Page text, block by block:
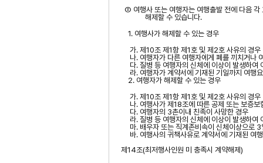
② 여행사 또는 여행자는 여행출발 전에 다음 각
해제할 수 있습니다.
1. 여행사가 해제할 수 있는 경우
가. 제 10조 제 1항 제 1호 및 제 2호 사유의 경우
나. 여행자가 다른 여행자에게 폐를 끼치거나
다. 질병 등 여행자의 신체에 이상이 발생하여
라. 여행자가 계약서에 기재된 기일까지 여행
2. 여행자가 해제할 수 있는 경우
가. 제 10조 제 1항 제 1호 및 제 2호 사유의 경우
나. 여행사가 제 18조에 따른 공제 또는 보증
다. 여행자의 3촌이내 친족이 사망한 경우
라. 질병 등 여행자의 신체에 이상이 발생하여
마. 배우자 또는 직계존비속이 신체이상으로 3
바. 여행사의 귀책사유로 계약서에 기재된 여
제 14조(최저행사인원 미 충족시 계약해제 )